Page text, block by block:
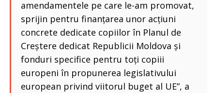
amendamentele pe care le-am promovat,
sprijin pentru finanțarea unor acțiuni
concrete dedicate copiilor în Planul de
Creștere dedicat Republicii Moldova și
fonduri specifice pentru toți copiii
europeni în propunerea legislativului
european privind viitorul buget al UE”, a